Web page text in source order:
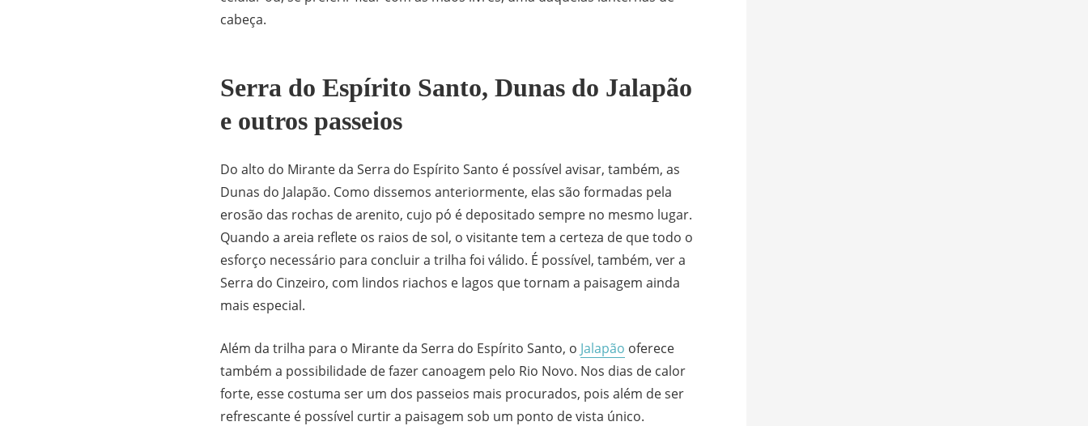
cabeça.
Serra do Espírito Santo, Dunas do Jalapão
e outros passeios
Do alto do Mirante da Serra do Espírito Santo é possível avisar, também, as
Dunas do Jalapão. Como dissemos anteriormente, elas são formadas pela
erosão das rochas de arenito, cujo pó é depositado sempre no mesmo lugar.
Quando a areia reflete os raios de sol, o visitante tem a certeza de que todo o
esforço necessário para concluir a trilha foi válido. É possível, também, ver a
Serra do Cinzeiro, com lindos riachos e lagos que tornam a paisagem ainda
mais especial.
Além da trilha para o Mirante da Serra do Espírito Santo, o Jalapão oferece
também a possibilidade de fazer canoagem pelo Rio Novo. Nos dias de calor
forte, esse costuma ser um dos passeios mais procurados, pois além de ser
refrescante é possível curtir a paisagem sob um ponto de vista único.